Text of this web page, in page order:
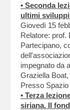
• Seconda
ultimi
Giovedì 15
Relatore: prof.
Partecipano,
impegnato da
Graziella
Presso
• Terza
siriana. Il